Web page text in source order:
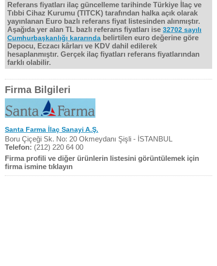
Referans fiyatları ilaç güncelleme tarihinde Türkiye İlaç ve
Tıbbi Cihaz Kurumu (TITCK) tarafından halka açık olarak
yayınlanan Euro bazlı referans fiyat listesinden alınmıştır.
Aşağıda yer alan TL bazlı referans fiyatları ise 32702 sayılı
Cumhurbaşkanlığı kararında belirtilen euro değerine göre
Depocu, Eczacı kârları ve KDV dahil edilerek
hesaplanmıştır. Gerçek ilaç fiyatları referans fiyatlarından
farklı olabilir.
Firma Bilgileri
Santa Farma İlaç Sanayi A.Ş.
Boru Çiçeği Sk. No: 20 Okmeydanı Şişli - İSTANBUL
Telefon: (212) 220 64 00
Firma profili ve diğer ürünlerin listesini görüntülemek için
firma ismine tıklayın